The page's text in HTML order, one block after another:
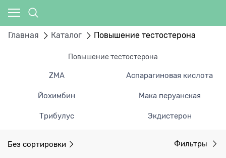
Главная Каталог Повышение тестостерона
Повышение тестостерона
ZMA Аспарагиновая кислота
Йохимбин Мака перуанская
Трибулус Экдистерон
Без сортировки Фильтры